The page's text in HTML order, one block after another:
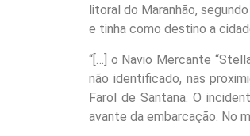
litoral do Maranhão,
e tinha como destino a
“[…] o Navio Mercante
não identificado, nas
Farol de Santana. O
avante da embarcação. No